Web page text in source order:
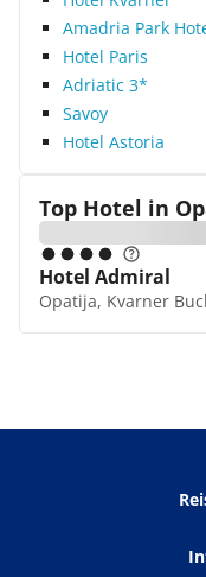
Amadria Park
Hotel Paris
Adriatic 3*
Savoy
Hotel Astoria
Top Hotel in
Hotel Admiral
Opatija, Kvarner